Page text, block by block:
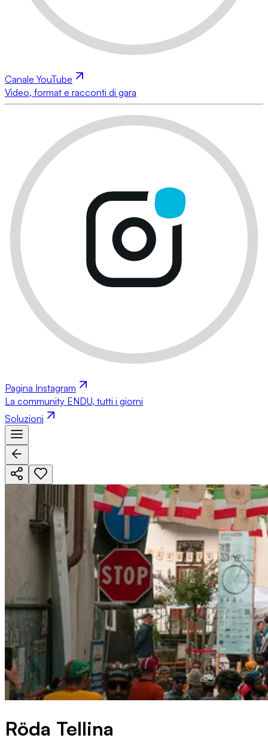
Canale YouTube
Video, format e racconti di gara
Pagina Instagram
La community ENDU, tutti i giorni
Soluzioni
Röda Tellina